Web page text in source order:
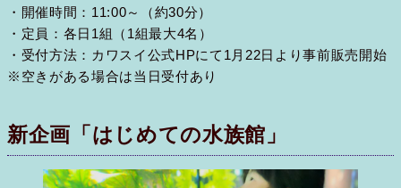
・開催時間：11:00～（約30分）
・定員：各日1組（1組最大4名）
・受付方法：カワスイ公式HPにて1月22日より事前販売開始
※空きがある場合は当日受付あり
新企画「はじめての水族館」